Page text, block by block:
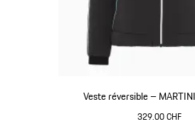
Veste réversible –
329.00 CHF